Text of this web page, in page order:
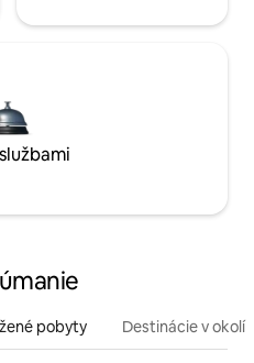
pobyty Destinácie v okolí